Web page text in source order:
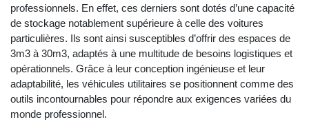
professionnels. En effet, ces derniers sont dotés d’une capacité
de stockage notablement supérieure à celle des voitures
particulières. Ils sont ainsi susceptibles d’offrir des espaces de
3m3 à 30m3, adaptés à une multitude de besoins logistiques et
opérationnels. Grâce à leur conception ingénieuse et leur
adaptabilité, les véhicules utilitaires se positionnent comme des
outils incontournables pour répondre aux exigences variées du
monde professionnel.